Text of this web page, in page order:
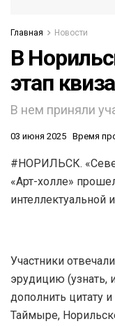
Главная Новости
В
этап
В нем приняли
03 июня 2025 Время
#НОРИЛЬСК.
«Арт-холле»
интеллектуальной
Участники
эрудицию (узнать,
дополнить цитату
Таймыре,